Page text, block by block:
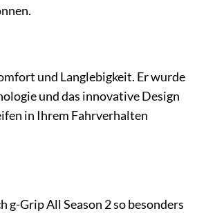
und Langlebigkeit. Er wurde
und das innovative Design
in Ihrem Fahrverhalten
g-Grip All Season 2 so besonders